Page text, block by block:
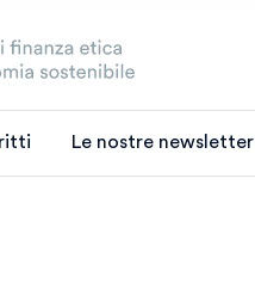
Le nostre newsletter